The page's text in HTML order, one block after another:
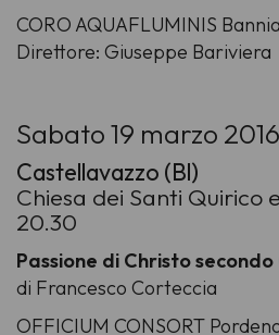
CORO AQUAFLUMINIS
Direttore: Giuseppe Bariviera
Sabato 19 marzo 2016
Castellavazzo (Bl)
Chiesa dei Santi Quirico
20.30
Passione di Christo
di Francesco Corteccia
OFFICIUM CONSORT